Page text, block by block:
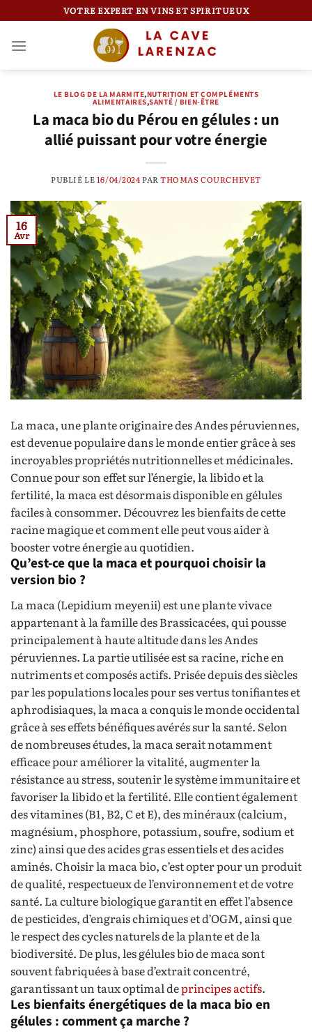
au
contenu
VOTRE EXPERT EN VINS ET SPIRITUEUX
LE BLOG DE LA MARMITE,NUTRITION ET COMPLÉMENTS
ALIMENTAIRES,SANTÉ / BIEN-ÊTRE
La maca bio du Pérou en gélules : un
allié puissant pour votre énergie
PUBLIÉ LE16/04/2024PARTHOMAS COURCHEVET
16
Avr
La maca, une plante originaire des Andes péruviennes,
est devenue populaire dans le monde entier grâce à ses
incroyables propriétés nutritionnelles et médicinales.
Connue pour son effet sur l’énergie, la libido et la
fertilité, la maca est désormais disponible en gélules
faciles à consommer. Découvrez les bienfaits de cette
racine magique et comment elle peut vous aider à
booster votre énergie au quotidien.
Qu’est-ce que la maca et pourquoi choisir la
version bio ?
La maca (Lepidium meyenii) est une plante vivace
appartenant à la famille des Brassicacées, qui pousse
principalement à haute altitude dans les Andes
péruviennes. La partie utilisée est sa racine, riche en
nutriments et composés actifs. Prisée depuis des siècles
par les populations locales pour ses vertus tonifiantes et
aphrodisiaques, la maca a conquis le monde occidental
grâce à ses effets bénéfiques avérés sur la santé. Selon
de nombreuses études, la maca serait notamment
efficace pour améliorer la vitalité, augmenter la
résistance au stress, soutenir le système immunitaire et
favoriser la libido et la fertilité. Elle contient également
des vitamines (B1, B2, C et E), des minéraux (calcium,
magnésium, phosphore, potassium, soufre, sodium et
zinc) ainsi que des acides gras essentiels et des acides
aminés. Choisir la maca bio, c’est opter pour un produit
de qualité, respectueux de l’environnement et de votre
santé. La culture biologique garantit en effet l’absence
de pesticides, d’engrais chimiques et d’OGM, ainsi que
le respect des cycles naturels de la plante et de la
biodiversité. De plus, les gélules bio de maca sont
souvent fabriquées à base d’extrait concentré,
garantissant un taux optimal deprincipes actifs.
Les bienfaits énergétiques de la maca bio en
gélules : comment ça marche ?